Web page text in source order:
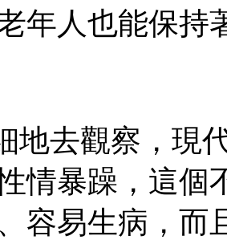
年人也能保持
地去觀察，現
情暴躁，這個
容易生病，而